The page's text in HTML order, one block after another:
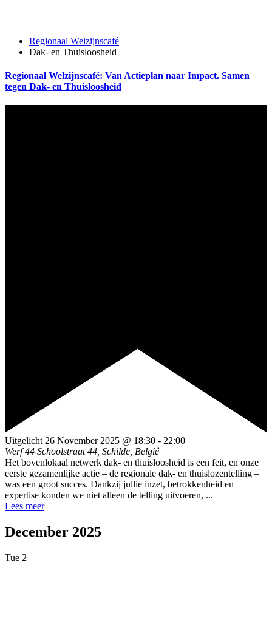
Regionaal Welzijnscafé
Dak- en Thuisloosheid
Regionaal Welzijnscafé: Van Actieplan naar Impact. Samen
tegen Dak- en Thuisloosheid
Uitgelicht 26 November 2025 @ 18:30 - 22:00
Werf 44 Schoolstraat 44, Schilde, België
Het bovenlokaal netwerk dak- en thuisloosheid is een feit, en onze
eerste gezamenlijke actie – de regionale dak- en thuislozentelling –
was een groot succes. Dankzij jullie inzet, betrokkenheid en
expertise konden we niet alleen de telling uitvoeren, ...
Lees meer
December 2025
Tue 2